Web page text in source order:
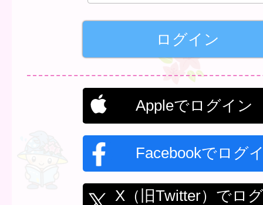
Appleでログイン
Facebookでログ
X（旧Twitter）でロ